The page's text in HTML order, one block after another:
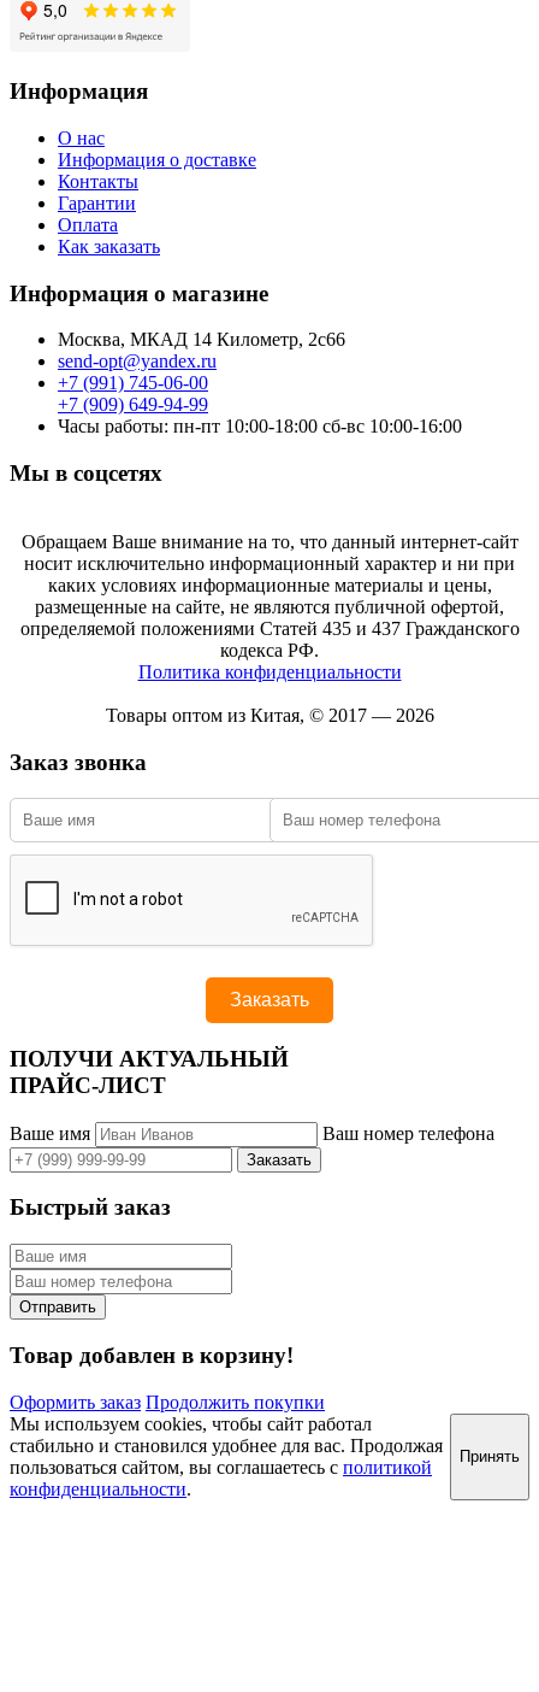
Информация
О нас
Информация о доставке
Контакты
Гарантии
Оплата
Как заказать
Информация о магазине
Москва, МКАД 14 Километр, 2с66
send-opt@yandex.ru
+7 (991) 745-06-00
+7 (909) 649-94-99
Часы работы: пн-пт 10:00-18:00 сб-вс 10:00-16:00
Мы в соцсетях
Обращаем Ваше внимание на то, что данный интернет-сайт
носит исключительно информационный характер и ни при
каких условиях информационные материалы и цены,
размещенные на сайте, не являются публичной офертой,
определяемой положениями Статей 435 и 437 Гражданского
кодекса РФ.
Политика конфиденциальности
Товары оптом из Китая, © 2017 — 2026
Заказ звонка
ПОЛУЧИ АКТУАЛЬНЫЙ
ПРАЙС-ЛИСТ
Ваше имя Ваш номер телефона
Быстрый заказ
Товар добавлен в корзину!
Оформить заказ Продолжить покупки
Мы используем cookies, чтобы сайт работал
стабильно и становился удобнее для вас. Продолжая
пользоваться сайтом, вы соглашаетесь с политикой
конфиденциальности.
Принять